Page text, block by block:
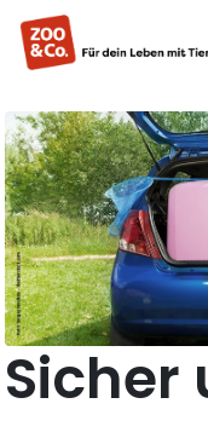
Sicher